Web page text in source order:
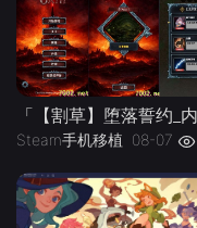
Steam手机移植 08-07